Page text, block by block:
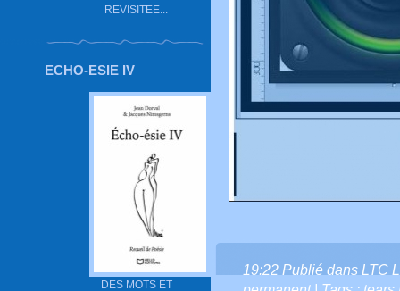
REVISITEE...
ECHO-ESIE IV
DES MOTS ET
19:22 Publié dans LTC